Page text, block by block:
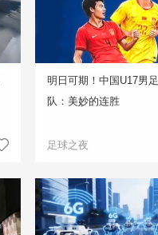
明日可期！中国U17男
队：美妙的连胜
足球之夜